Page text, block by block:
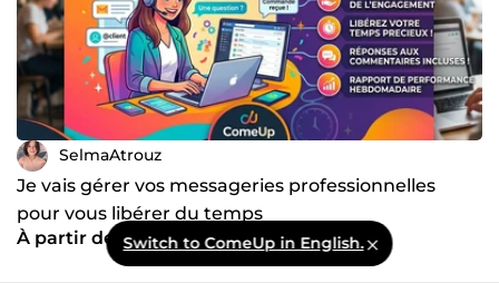
SelmaAtrouz
Je vais gérer vos messageries professionnelles
pour vous libérer du temps
À partir de 25,01 $USSwitch to ComeUp in English.